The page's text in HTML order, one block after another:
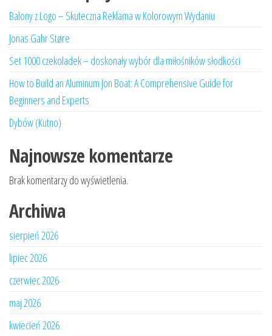
Balony z Logo – Skuteczna Reklama w Kolorowym Wydaniu
Jonas Gahr Støre
Set 1000 czekoladek – doskonały wybór dla miłośników słodkości
How to Build an Aluminum Jon Boat: A Comprehensive Guide for
Beginners and Experts
Dybów (Kutno)
Najnowsze komentarze
Brak komentarzy do wyświetlenia.
Archiwa
sierpień 2026
lipiec 2026
czerwiec 2026
maj 2026
kwiecień 2026